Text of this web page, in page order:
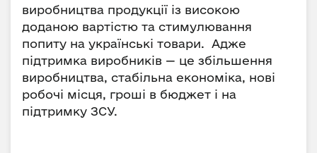
виробництва продукції із високою
доданою вартістю та стимулювання
попиту на українські товари. Адже
підтримка виробників — це збільшення
виробництва, стабільна економіка, нові
робочі місця, гроші в бюджет і на
підтримку ЗСУ.